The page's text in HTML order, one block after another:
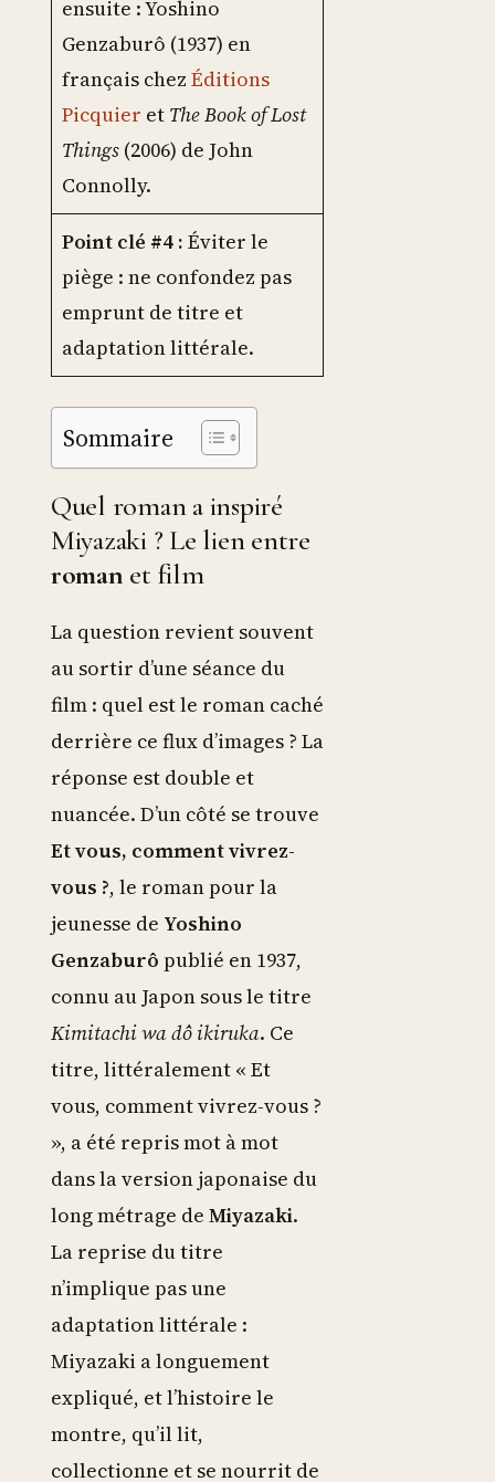
ensuite : Yoshino
Genzaburô (1937) en
français chez Éditions
Picquier et The Book of Lost
Things (2006) de John
Connolly.
Point clé #4 : Éviter le
piège : ne confondez pas
emprunt de titre et
adaptation littérale.
Sommaire
Quel roman a inspiré
Miyazaki ? Le lien entre
roman et film
La question revient souvent
au sortir d’une séance du
film : quel est le roman caché
derrière ce flux d’images ? La
réponse est double et
nuancée. D’un côté se trouve
Et vous, comment vivrez-
vous ?, le roman pour la
jeunesse de Yoshino
Genzaburô publié en 1937,
connu au Japon sous le titre
Kimitachi wa dô ikiruka. Ce
titre, littéralement « Et
vous, comment vivrez-vous ?
», a été repris mot à mot
dans la version japonaise du
long métrage de Miyazaki.
La reprise du titre
n’implique pas une
adaptation littérale :
Miyazaki a longuement
expliqué, et l’histoire le
montre, qu’il lit,
collectionne et se nourrit de